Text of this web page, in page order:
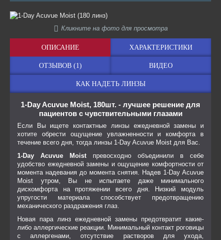
Кликните на фото для просмотра
ОПИСАНИЕ ХАРАКТЕРИСТИКИ
ОТЗЫВОВ (1) ВИДЕО
КАК НАДЕТЬ ЛИНЗЫ
1-Day Acuvue Moist, 180шт. - лучшее решение для
пациентов с чувствительными глазами
Если Вы ищете контактные линзы ежедневной замены и
хотите обрести ощущение увлажненности и комфорта в
течение всего дня, тогда линзы 1-Day Acuvue Moist для Вас.
1-Day Acuvue Moistпревосходно объединили в себе
удобство ежедневной замены и ощущение комфортности от
момента надевания до момента снятия. Надев 1-Day Acuvue
Moist утром, Вы не испытаете даже минимального
дискомфорта на протяжении всего дня. Низкий модуль
упругости материала способствует предотвращению
механического раздражения глаз.
Новая пара линз ежедневной замены предотвратит какие-
либо аллергические реакции. Минимальный контакт роговицы
с аллергенами, отсутствие растворов для ухода,